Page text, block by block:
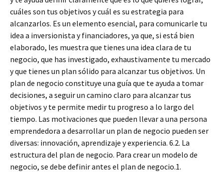
cuáles son tus objetivos y cuál es su estrategia para
alcanzarlos. Es un elemento esencial, para comunicarle tu
idea a inversionista y financiadores, ya que, si está bien
elaborado, les muestra que tienes una idea clara de tu
negocio, que has investigado, exhaustivamente tu mercado
y que tienes un plan sólido para alcanzar tus objetivos. Un
plan de negocio constituye una guía que te ayuda a tomar
decisiones, a seguir un camino claro para alcanzar tus
objetivos y te permite medir tu progreso a lo largo del
tiempo. Las motivaciones que pueden llevar a una persona
emprendedora a desarrollar un plan de negocio pueden ser
diversas: innovación, aprendizaje y experiencia. 6.2. La
estructura del plan de negocio. Para crear un modelo de
negocio, se debe definir antes el plan de negocio.1.